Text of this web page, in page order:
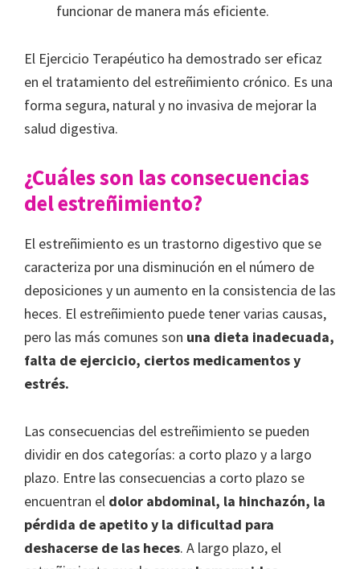
funcionar de manera más eficiente.
El Ejercicio Terapéutico ha demostrado ser eficaz
en el tratamiento del estreñimiento crónico. Es una
forma segura, natural y no invasiva de mejorar la
salud digestiva.
¿Cuáles son las consecuencias
del estreñimiento?
El estreñimiento es un trastorno digestivo que se
caracteriza por una disminución en el número de
deposiciones y un aumento en la consistencia de las
heces. El estreñimiento puede tener varias causas,
pero las más comunes son una dieta inadecuada,
falta de ejercicio, ciertos medicamentos y
estrés.
Las consecuencias del estreñimiento se pueden
dividir en dos categorías: a corto plazo y a largo
plazo. Entre las consecuencias a corto plazo se
encuentran el dolor abdominal, la hinchazón, la
pérdida de apetito y la dificultad para
deshacerse de las heces. A largo plazo, el